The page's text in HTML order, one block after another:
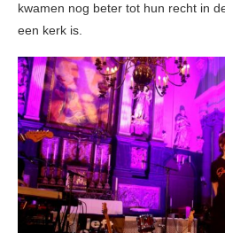
kwamen nog beter tot hun recht in
een kerk is.